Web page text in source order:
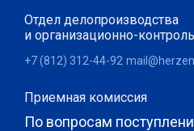
Отдел делопроизводства
и организационно-
+7 (812) 312-44-92
Приемная комиссия
По вопросам